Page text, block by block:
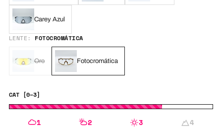
Carey Azul
LENTE: FOTOCROMÁTICA
Oro Fotocromática
CAT [0–3]
1 2 3 4